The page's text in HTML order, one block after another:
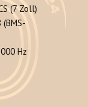
(7 Zoll)
(BMS-
Hz